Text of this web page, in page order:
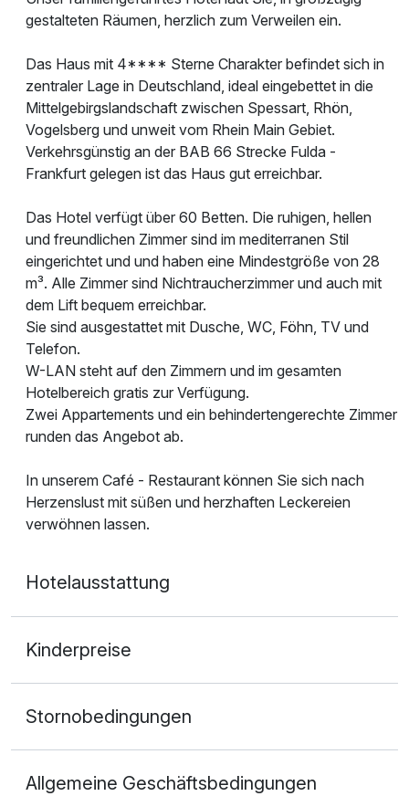
gestalteten Räumen, herzlich zum Verweilen ein.
Das Haus mit 4**** Sterne Charakter befindet sich in
zentraler Lage in Deutschland, ideal eingebettet in die
Mittelgebirgslandschaft zwischen Spessart, Rhön,
Vogelsberg und unweit vom Rhein Main Gebiet.
Verkehrsgünstig an der BAB 66 Strecke Fulda -
Frankfurt gelegen ist das Haus gut erreichbar.
Das Hotel verfügt über 60 Betten. Die ruhigen, hellen
und freundlichen Zimmer sind im mediterranen Stil
eingerichtet und und haben eine Mindestgröße von 28
m³. Alle Zimmer sind Nichtraucherzimmer und auch mit
dem Lift bequem erreichbar.
Sie sind ausgestattet mit Dusche, WC, Föhn, TV und
Telefon.
W-LAN steht auf den Zimmern und im gesamten
Hotelbereich gratis zur Verfügung.
Zwei Appartements und ein behindertengerechte Zimmer
runden das Angebot ab.
In unserem Café - Restaurant können Sie sich nach
Herzenslust mit süßen und herzhaften Leckereien
verwöhnen lassen.
Hotelausstattung
Kinderpreise
Stornobedingungen
Allgemeine Geschäftsbedingungen